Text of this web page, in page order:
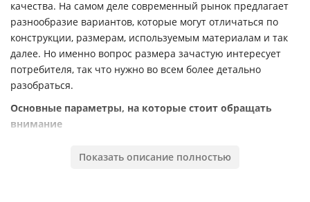
качества. На самом деле современный рынок предлагает
разнообразие вариантов, которые могут отличаться по
конструкции, размерам, используемым материалам и так
далее. Но именно вопрос размера зачастую интересует
потребителя, так что нужно во всем более детально
разобраться.
Основные параметры, на которые стоит обращать
внимание
очередь длина и диаметр. И именно от данных
Показать описание полностью